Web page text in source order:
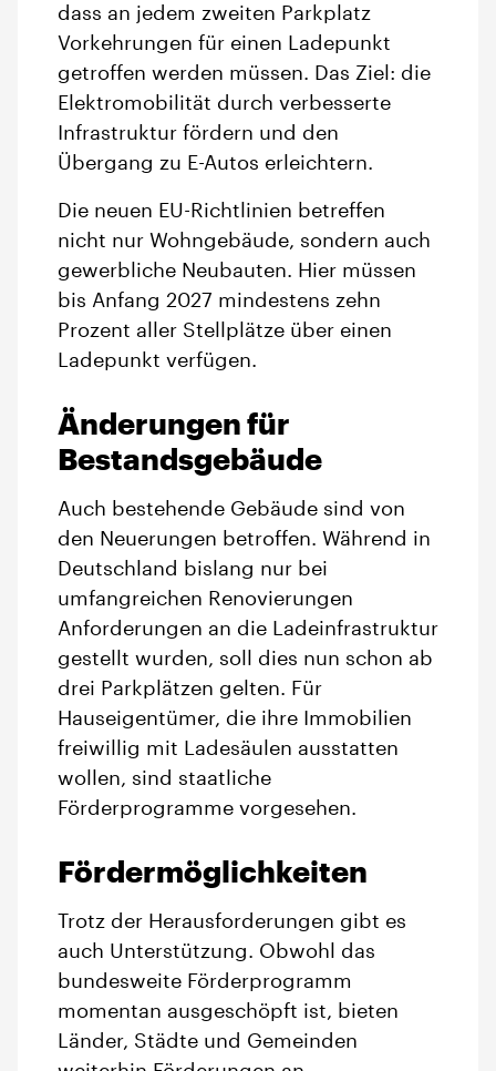
dass an jedem zweiten Parkplatz
Vorkehrungen für einen Ladepunkt
getroffen werden müssen. Das Ziel: die
Elektromobilität durch verbesserte
Infrastruktur fördern und den
Übergang zu E-Autos erleichtern.
Die neuen EU-Richtlinien betreffen
nicht nur Wohngebäude, sondern auch
gewerbliche Neubauten. Hier müssen
bis Anfang 2027 mindestens zehn
Prozent aller Stellplätze über einen
Ladepunkt verfügen.
Änderungen für
Bestandsgebäude
Auch bestehende Gebäude sind von
den Neuerungen betroffen. Während in
Deutschland bislang nur bei
umfangreichen Renovierungen
Anforderungen an die Ladeinfrastruktur
gestellt wurden, soll dies nun schon ab
drei Parkplätzen gelten. Für
Hauseigentümer, die ihre Immobilien
freiwillig mit Ladesäulen ausstatten
wollen, sind staatliche
Förderprogramme vorgesehen.
Fördermöglichkeiten
Trotz der Herausforderungen gibt es
auch Unterstützung. Obwohl das
bundesweite Förderprogramm
momentan ausgeschöpft ist, bieten
Länder, Städte und Gemeinden